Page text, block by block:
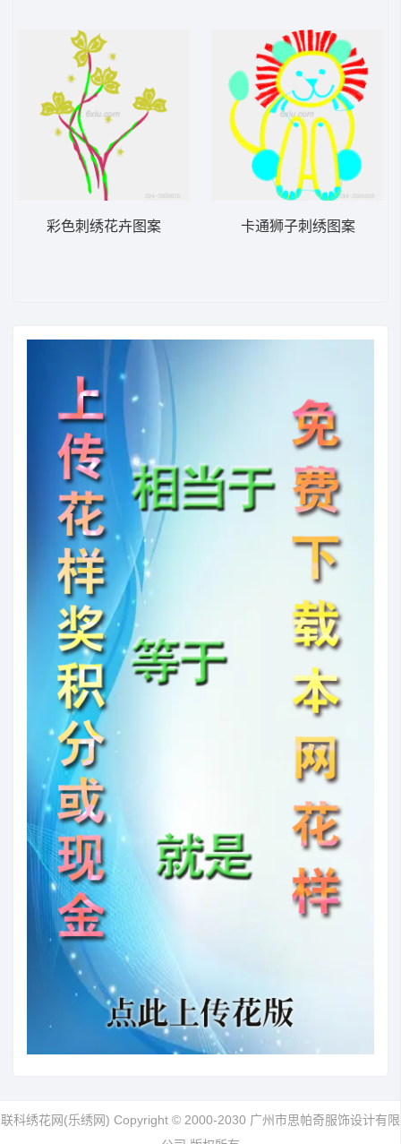
彩色刺绣花卉图案 卡通狮子刺绣图案
联科绣花网(乐绣网) Copyright © 2000-2030 广州市思帕奇服饰设计有限